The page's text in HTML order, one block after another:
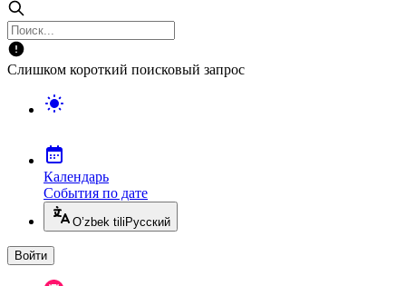
Слишком короткий поисковый запрос
Календарь
События по дате
O’zbek tili Русский
Войти